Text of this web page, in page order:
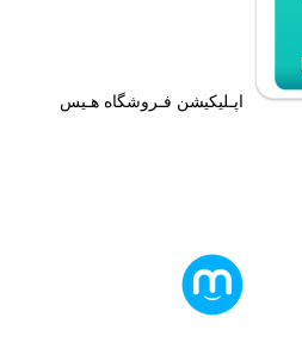
اپـلیکیشن فـروشگاه هـیس